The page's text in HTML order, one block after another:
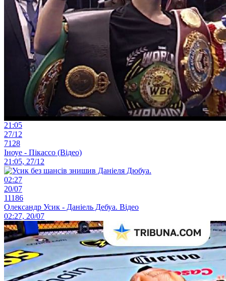
21:05
27/12
7128
Іноуе - Пікассо (Відео)
21:05, 27/12
02:27
20/07
11186
Олександр Усик - Даніель Дебуа. Відео
02:27, 20/07